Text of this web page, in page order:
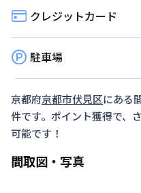
クレジットカード
駐車場
京都府京都市伏見区にある
件です。ポイント獲得で、
可能です！
間取図・写真